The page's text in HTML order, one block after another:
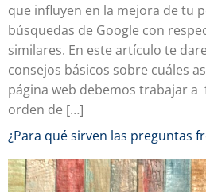
que influyen en la mejora de tu
búsquedas de Google con
similares. En este artículo te
consejos básicos sobre cuáles
página web debemos trabajar
orden de […]
¿Para qué sirven las preguntas